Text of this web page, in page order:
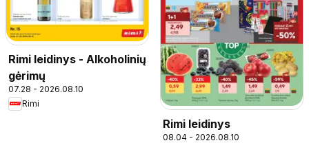
Rimi leidinys - Alkoholinių
gėrimų
07.28 - 2026.08.10
Rimi
Rimi leidinys
08.04 - 2026.08.10